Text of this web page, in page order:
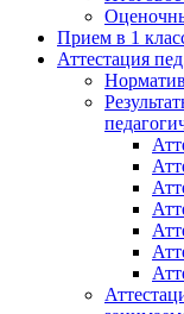
Прием в 1
Аттестация